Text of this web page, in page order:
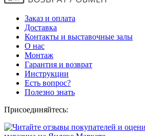
Заказ и оплата
Доставка
Контакты и выставочные залы
О нас
Монтаж
Гарантия и возврат
Инструкции
Есть вопрос?
Полезно знать
Присоединяйтесь: